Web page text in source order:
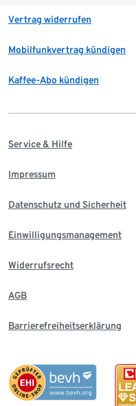
Vertrag widerrufen
Mobilfunkvertrag kündigen
Kaffee-Abo kündigen
Service & Hilfe
Impressum
Datenschutz und Sicherheit
Einwilligungsmanagement
Widerrufsrecht
AGB
Barrierefreiheitserklärung